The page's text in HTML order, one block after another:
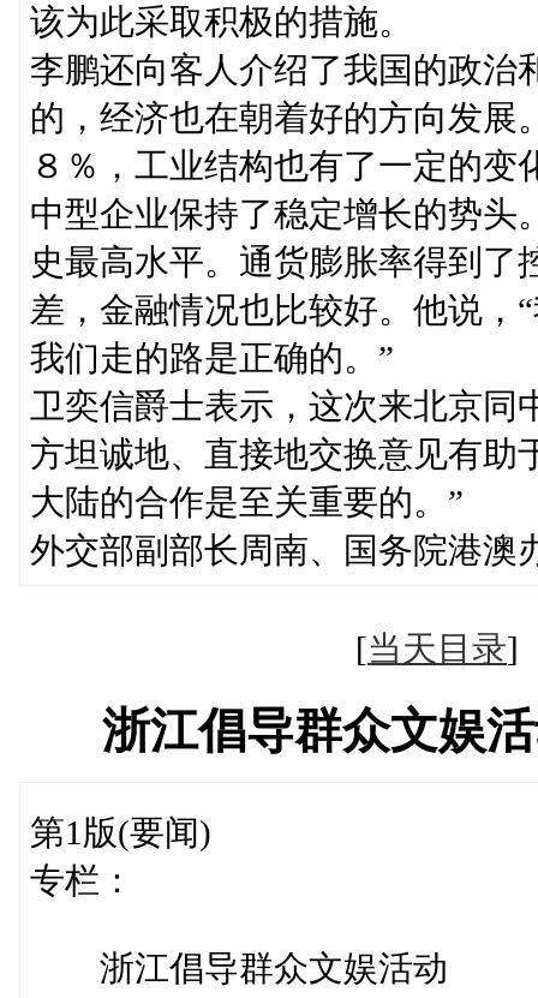
该为此采取积极的措施。
李鹏还向客人介绍了我国的政治
的，经济也在朝着好的方向发展
８％，工业结构也有了一定的
中型企业保持了稳定增长的势头
史最高水平。通货膨胀率得到
差，金融情况也比较好。他说，
我们走的路是正确的。”
卫奕信爵士表示，这次来北京同
方坦诚地、直接地交换意见有助
大陆的合作是至关重要的。”
外交部副部长周南、国务院港澳
[当天目录
浙江倡导群众文娱
第1版(要闻)
专栏：
浙江倡导群众文娱活动